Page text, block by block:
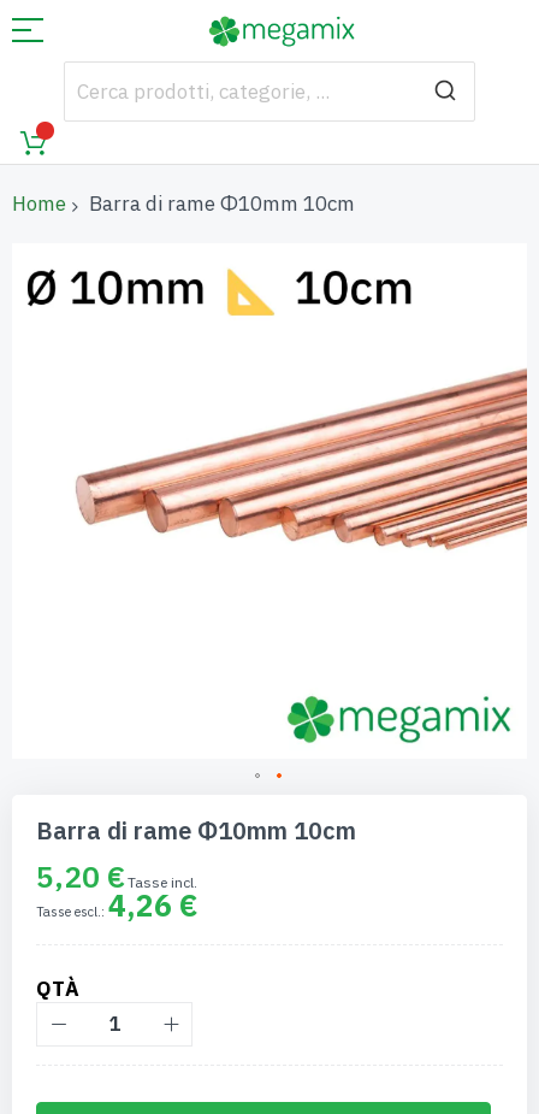
Home Barra di rame Φ10mm 10cm
alla
fine
della
all'inizio
della
galleria
immagini
Barra di rame Φ10mm 10cm
5,20 €
4,26 €
QTÀ